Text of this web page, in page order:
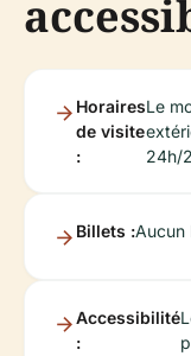
Horaires
de visite
:
Le
24h/
Billets :Aucun
Accessibilité
: